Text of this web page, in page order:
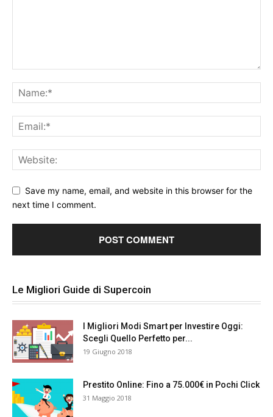
Save my name, email, and website in this browser for the
next time I comment.
Le Migliori Guide di Supercoin
I Migliori Modi Smart per Investire Oggi:
Scegli Quello Perfetto per...
19 Giugno 2018
Prestito Online: Fino a 75.000€ in Pochi Click
31 Maggio 2018